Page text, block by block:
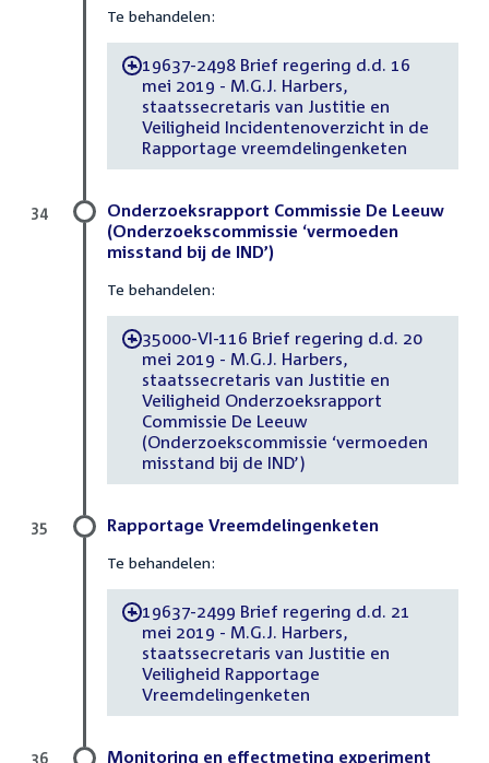
Te behandelen:
-19637-2498 Brief regering d.d. 16
mei 2019 - M.G.J. Harbers,
staatssecretaris van Justitie en
Veiligheid Incidentenoverzicht in de
Rapportage vreemdelingenketen
Onderzoeksrapport Commissie De Leeuw
(Onderzoekscommissie ‘vermoeden
misstand bij de IND’)
Te behandelen:
-35000-VI-116 Brief regering d.d. 20
mei 2019 - M.G.J. Harbers,
staatssecretaris van Justitie en
Veiligheid Onderzoeksrapport
Commissie De Leeuw
(Onderzoekscommissie ‘vermoeden
misstand bij de IND’)
34
Rapportage Vreemdelingenketen
Te behandelen:
-19637-2499 Brief regering d.d. 21
mei 2019 - M.G.J. Harbers,
staatssecretaris van Justitie en
Veiligheid Rapportage
Vreemdelingenketen
35
Monitoring en effectmeting experiment
36